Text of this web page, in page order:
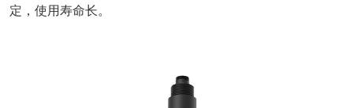
定，使用寿命长。